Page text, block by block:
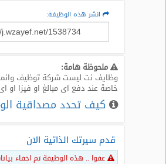
انشر هذه الوظيفة:
ملحوظة هامة:
وظايف نت ليست شركة توظيف وانما
خاصة عند دفع اى مبالغ او فيزا
كيف تحدد مصداقية
قدم سيرتك الذاتية الان
عفوا .. هذه الوظيفة تم اخفاء بيانات الاتصال الخاصة